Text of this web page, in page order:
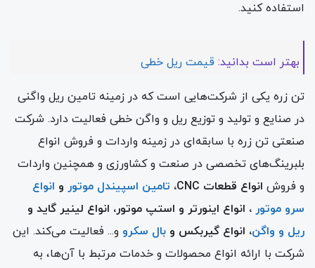
استفاده کنید.
بهتر است بدانید: قیمت ریل خطی
تن زره یکی از شرکت‌هایی است که در زمینه تامین ریل واگنی
در صنایع و تولید و توزیع ریل و واگن خطی فعالیت دارد. شرکت
صنعتی تن زره با سابقه‌ای در زمینه واردات و فروش انواع
بلبرینگ‌های تخصصی در صنعت و کشاورزی و همچنین واردات
و فروش انواع قطعات CNC، تامین اسپیندل موتور و انواع
سرو موتور ، انواع اینورتر و استپ موتور، انواع لینیر گاید و
ریل و واگن، انواع گیربکس و بال سکرو و... فعالیت می‌کند. این
شرکت با ارائه انواع محصولات و خدمات مرتبط با آن‌ها، به